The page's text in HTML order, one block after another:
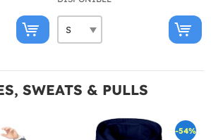
SWEATS & PULLS
-54%